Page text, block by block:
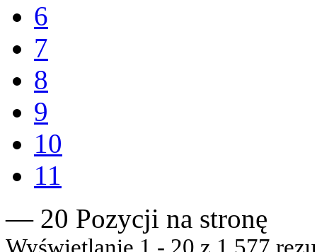
6
7
8
9
10
11
— 20 Pozycji na stronę